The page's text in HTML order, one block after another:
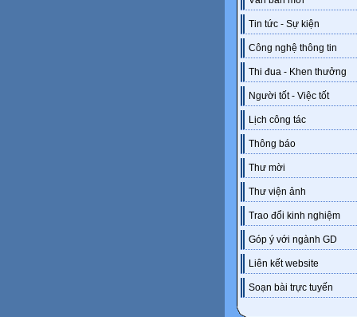
Tin tức - Sự kiện
Công nghệ thông tin
Thi đua - Khen thưởng
Người tốt - Việc tốt
Lịch công tác
Thông báo
Thư mời
Thư viện ảnh
Trao đổi kinh nghiệm
Góp ý với ngành GD
Liên kết website
Soạn bài trực tuyến